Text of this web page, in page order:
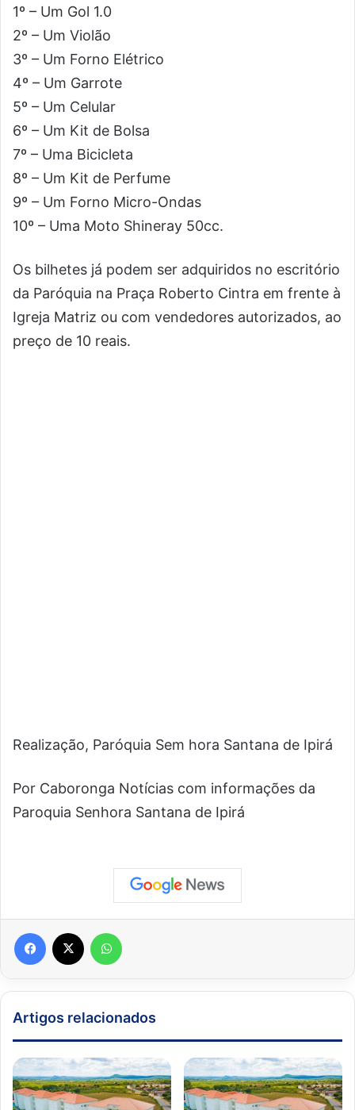
1º – Um Gol 1.0
2º – Um Violão
3º – Um Forno Elétrico
4º – Um Garrote
5º – Um Celular
6º – Um Kit de Bolsa
7º – Uma Bicicleta
8º – Um Kit de Perfume
9º – Um Forno Micro-Ondas
10º – Uma Moto Shineray 50cc.
Os bilhetes já podem ser adquiridos no escritório
da Paróquia na Praça Roberto Cintra em frente à
Igreja Matriz ou com vendedores autorizados, ao
preço de 10 reais.
Realização, Paróquia Sem hora Santana de Ipirá
Por Caboronga Notícias com informações da
Paroquia Senhora Santana de Ipirá
Artigos relacionados